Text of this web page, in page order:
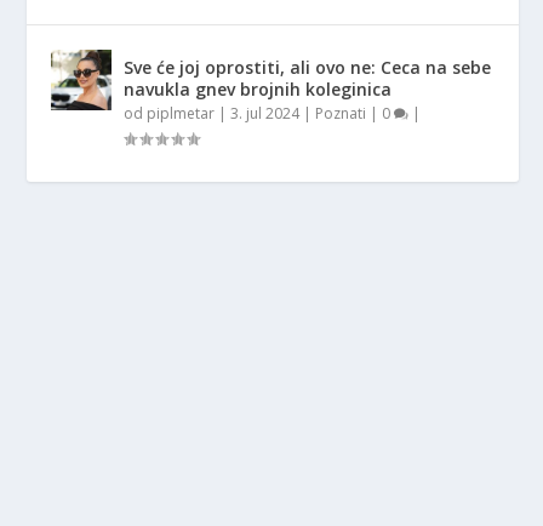
Sve će joj oprostiti, ali ovo ne: Ceca na sebe
navukla gnev brojnih koleginica
od piplmetar |3. jul 2024| Poznati | 0 |